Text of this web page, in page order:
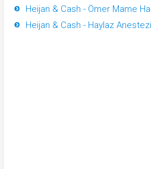
Heijan & Cash - Ömer Mame
Heijan & Cash - Haylaz